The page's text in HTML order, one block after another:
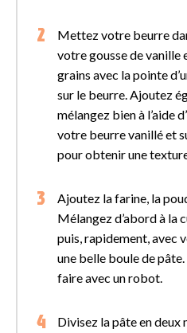
Mettez votre beurre
votre gousse de vanille
grains avec la pointe
sur le beurre. Ajoutez
mélangez bien à l’aide
votre beurre vanillé et
pour obtenir une
Ajoutez la farine, la
Mélangez d’abord à la
puis, rapidement, avec
une belle boule de
faire avec un robot.
Divisez la pâte en deux